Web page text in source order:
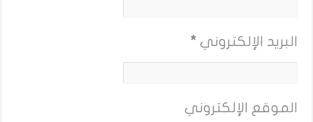
البريد الإلكتروني*
الموقع الإلكتروني